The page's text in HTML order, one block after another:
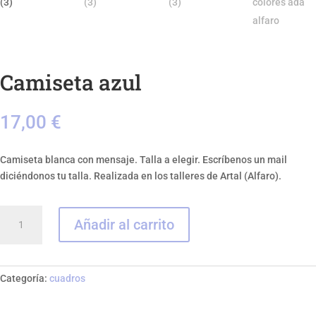
Camiseta azul
17,00 €
Camiseta blanca con mensaje. Talla a elegir. Escríbenos un mail
diciéndonos tu talla. Realizada en los talleres de Artal (Alfaro).
Añadir al carrito
Categoría: cuadros